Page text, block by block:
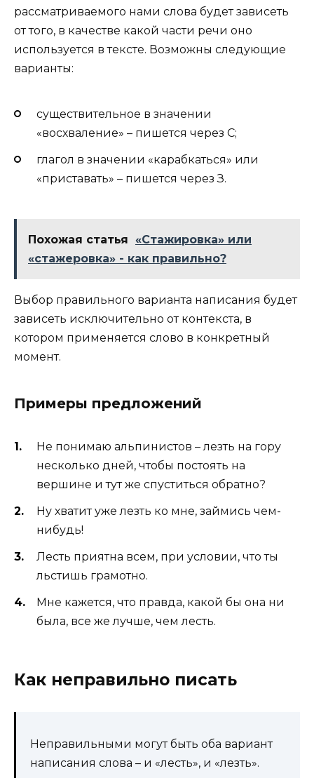
рассматриваемого нами слова будет зависеть
от того, в качестве какой части речи оно
используется в тексте. Возможны следующие
варианты:
существительное в значении
«восхваление» – пишется через С;
глагол в значении «карабкаться» или
«приставать» – пишется через З.
Похожая статья
«Стажировка» или
«стажеровка» - как правильно?
Выбор правильного варианта написания будет
зависеть исключительно от контекста, в
котором применяется слово в конкретный
момент.
Примеры предложений
Не понимаю альпинистов – лезть на гору
несколько дней, чтобы постоять на
вершине и тут же спуститься обратно?
Ну хватит уже лезть ко мне, займись чем-
нибудь!
Лесть приятна всем, при условии, что ты
льстишь грамотно.
Мне кажется, что правда, какой бы она ни
была, все же лучше, чем лесть.
Как неправильно писать
Неправильными могут быть оба вариант
написания слова – и «лесть», и «лезть».